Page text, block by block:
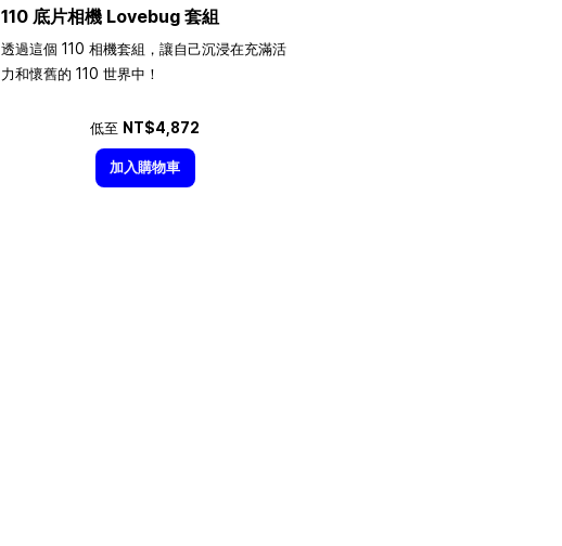
110 底片相機 Lovebug 套組
透過這個 110 相機套組，讓自己沉浸在充滿活
力和懷舊的 110 世界中！
低至 NT$4,872
加入購物車